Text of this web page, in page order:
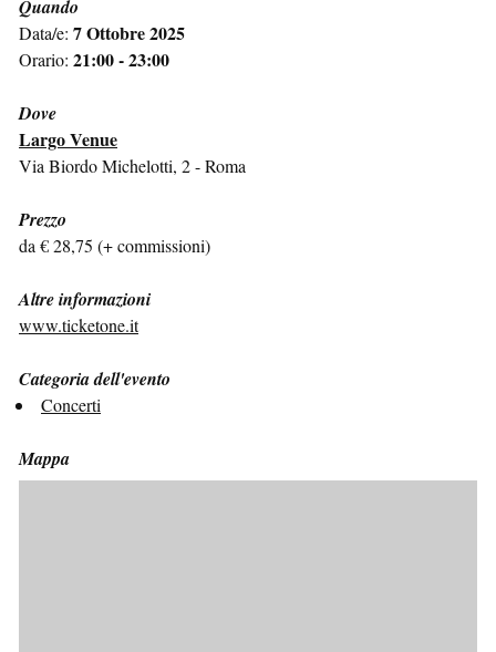
Quando
Data/e: 7 Ottobre 2025
Orario: 21:00 - 23:00
Dove
Largo Venue
Via Biordo Michelotti, 2 - Roma
Prezzo
da € 28,75 (+ commissioni)
Altre informazioni
www.ticketone.it
Categoria dell'evento
Concerti
Mappa